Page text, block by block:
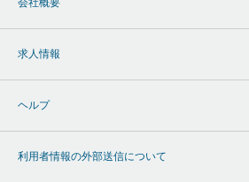
求人情報
ヘルプ
利用者情報の外部送信について